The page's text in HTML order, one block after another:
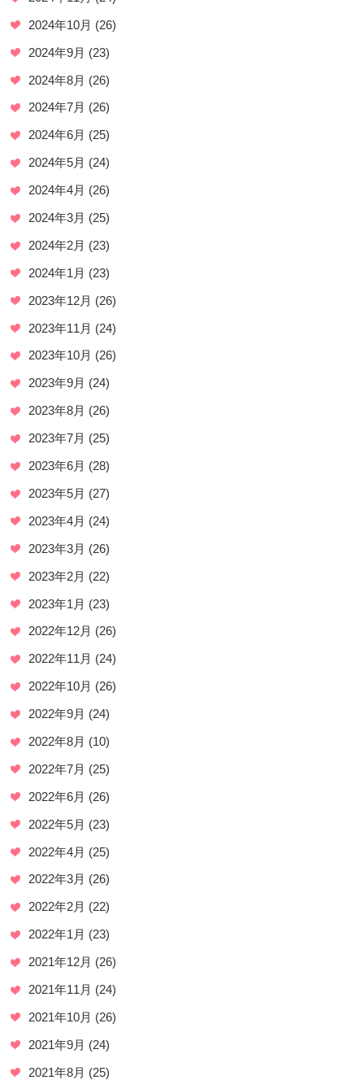
2024年10月 (26)
2024年9月 (23)
2024年8月 (26)
2024年7月 (26)
2024年6月 (25)
2024年5月 (24)
2024年4月 (26)
2024年3月 (25)
2024年2月 (23)
2024年1月 (23)
2023年12月 (26)
2023年11月 (24)
2023年10月 (26)
2023年9月 (24)
2023年8月 (26)
2023年7月 (25)
2023年6月 (28)
2023年5月 (27)
2023年4月 (24)
2023年3月 (26)
2023年2月 (22)
2023年1月 (23)
2022年12月 (26)
2022年11月 (24)
2022年10月 (26)
2022年9月 (24)
2022年8月 (10)
2022年7月 (25)
2022年6月 (26)
2022年5月 (23)
2022年4月 (25)
2022年3月 (26)
2022年2月 (22)
2022年1月 (23)
2021年12月 (26)
2021年11月 (24)
2021年10月 (26)
2021年9月 (24)
2021年8月 (25)